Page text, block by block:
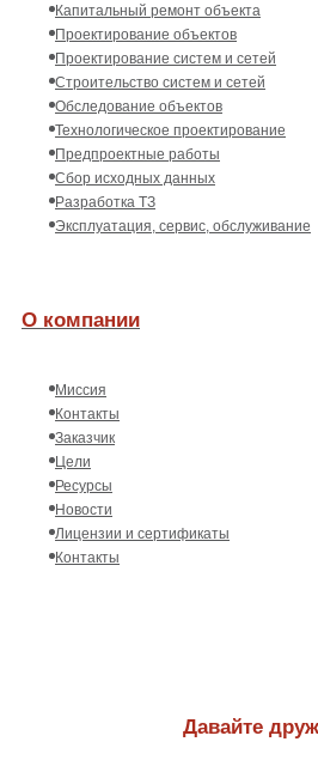
Капитальный ремонт объекта
Проектирование объектов
Проектирование систем и сетей
Строительство систем и сетей
Обследование объектов
Технологическое проектирование
Предпроектные работы
Сбор исходных данных
Разработка ТЗ
Эксплуатация, сервис, обслуживание
О компании
Миссия
Контакты
Заказчик
Цели
Ресурсы
Новости
Лицензии и сертификаты
Контакты
Давайте